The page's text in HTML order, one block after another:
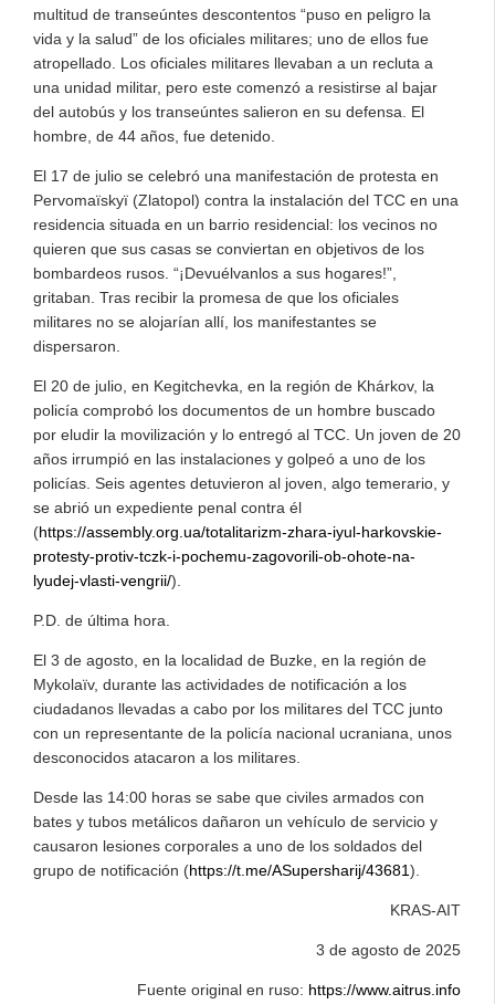
multitud de transeúntes descontentos “puso en peligro la
vida y la salud” de los oficiales militares; uno de ellos fue
atropellado. Los oficiales militares llevaban a un recluta a
una unidad militar, pero este comenzó a resistirse al bajar
del autobús y los transeúntes salieron en su defensa. El
hombre, de 44 años, fue detenido.
El 17 de julio se celebró una manifestación de protesta en
Pervomaïskyï (Zlatopol) contra la instalación del TCC en una
residencia situada en un barrio residencial: los vecinos no
quieren que sus casas se conviertan en objetivos de los
bombardeos rusos. “¡Devuélvanlos a sus hogares!”,
gritaban. Tras recibir la promesa de que los oficiales
militares no se alojarían allí, los manifestantes se
dispersaron.
El 20 de julio, en Kegitchevka, en la región de Khárkov, la
policía comprobó los documentos de un hombre buscado
por eludir la movilización y lo entregó al TCC. Un joven de 20
años irrumpió en las instalaciones y golpeó a uno de los
policías. Seis agentes detuvieron al joven, algo temerario, y
se abrió un expediente penal contra él
(https://assembly.org.ua/totalitarizm-zhara-iyul-harkovskie-
protesty-protiv-tczk-i-pochemu-zagovorili-ob-ohote-na-
lyudej-vlasti-vengrii/).
P.D. de última hora.
El 3 de agosto, en la localidad de Buzke, en la región de
Mykolaïv, durante las actividades de notificación a los
ciudadanos llevadas a cabo por los militares del TCC junto
con un representante de la policía nacional ucraniana, unos
desconocidos atacaron a los militares.
Desde las 14:00 horas se sabe que civiles armados con
bates y tubos metálicos dañaron un vehículo de servicio y
causaron lesiones corporales a uno de los soldados del
grupo de notificación (https://t.me/ASupersharij/43681).
KRAS-AIT
3 de agosto de 2025
Fuente original en ruso: https://www.aitrus.info